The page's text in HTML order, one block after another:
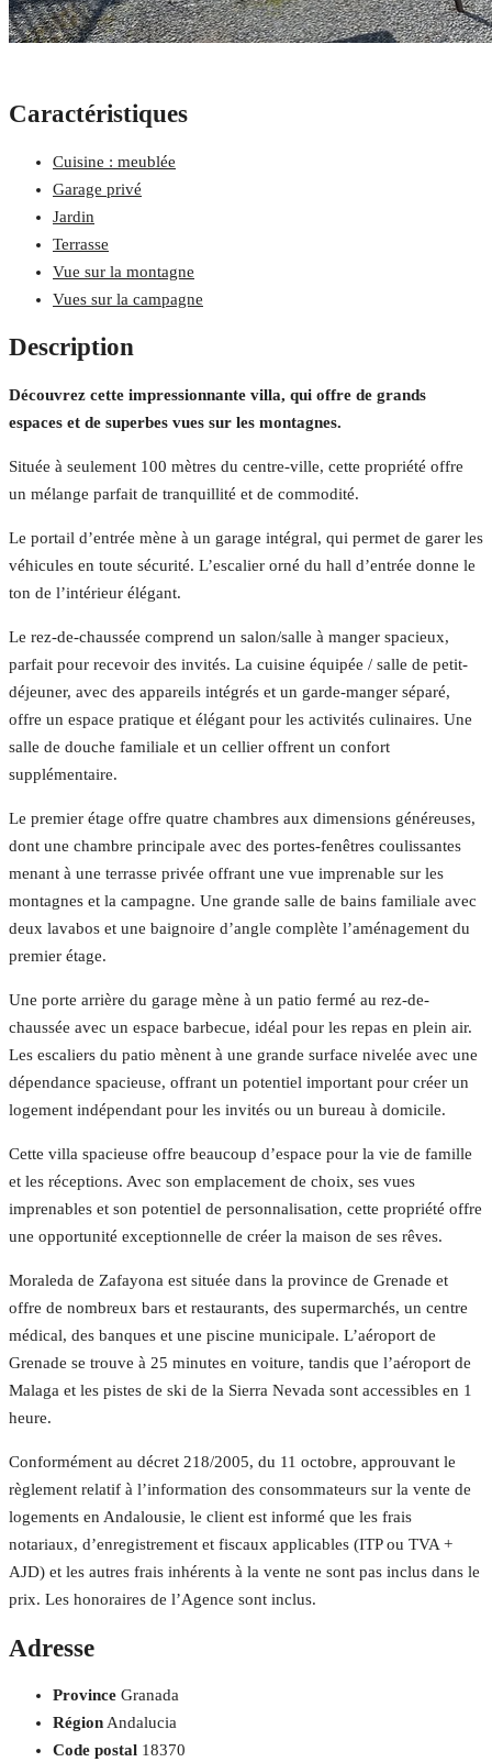
Caractéristiques
Cuisine : meublée
Garage privé
Jardin
Terrasse
Vue sur la montagne
Vues sur la campagne
Description
Découvrez cette impressionnante villa, qui offre de grands
espaces et de superbes vues sur les montagnes.
Située à seulement 100 mètres du centre-ville, cette propriété offre
un mélange parfait de tranquillité et de commodité.
Le portail d’entrée mène à un garage intégral, qui permet de garer les
véhicules en toute sécurité. L’escalier orné du hall d’entrée donne le
ton de l’intérieur élégant.
Le rez-de-chaussée comprend un salon/salle à manger spacieux,
parfait pour recevoir des invités. La cuisine équipée / salle de petit-
déjeuner, avec des appareils intégrés et un garde-manger séparé,
offre un espace pratique et élégant pour les activités culinaires. Une
salle de douche familiale et un cellier offrent un confort
supplémentaire.
Le premier étage offre quatre chambres aux dimensions généreuses,
dont une chambre principale avec des portes-fenêtres coulissantes
menant à une terrasse privée offrant une vue imprenable sur les
montagnes et la campagne. Une grande salle de bains familiale avec
deux lavabos et une baignoire d’angle complète l’aménagement du
premier étage.
Une porte arrière du garage mène à un patio fermé au rez-de-
chaussée avec un espace barbecue, idéal pour les repas en plein air.
Les escaliers du patio mènent à une grande surface nivelée avec une
dépendance spacieuse, offrant un potentiel important pour créer un
logement indépendant pour les invités ou un bureau à domicile.
Cette villa spacieuse offre beaucoup d’espace pour la vie de famille
et les réceptions. Avec son emplacement de choix, ses vues
imprenables et son potentiel de personnalisation, cette propriété offre
une opportunité exceptionnelle de créer la maison de ses rêves.
Moraleda de Zafayona est située dans la province de Grenade et
offre de nombreux bars et restaurants, des supermarchés, un centre
médical, des banques et une piscine municipale. L’aéroport de
Grenade se trouve à 25 minutes en voiture, tandis que l’aéroport de
Malaga et les pistes de ski de la Sierra Nevada sont accessibles en 1
heure.
Conformément au décret 218/2005, du 11 octobre, approuvant le
règlement relatif à l’information des consommateurs sur la vente de
logements en Andalousie, le client est informé que les frais
notariaux, d’enregistrement et fiscaux applicables (ITP ou TVA +
AJD) et les autres frais inhérents à la vente ne sont pas inclus dans le
prix. Les honoraires de l’Agence sont inclus.
Adresse
Province Granada
RégionAndalucia
Code postal 18370